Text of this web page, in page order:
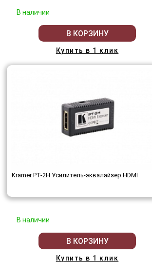
В наличии
В КОРЗИНУ
Купить в 1 клик
Kramer PT-2H Усилитель-эквалайзер HDMI
В наличии
В КОРЗИНУ
Купить в 1 клик